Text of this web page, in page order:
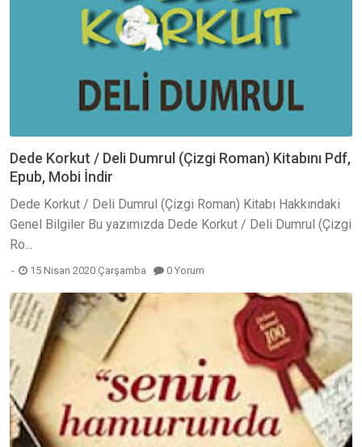
Dede Korkut / Deli Dumrul (Çizgi Roman) Kitabını Pdf,
Epub, Mobi İndir
Dede Korkut / Deli Dumrul (Çizgi Roman) Kitabı Hakkındaki
Genel Bilgiler Bu yazımızda Dede Korkut / Deli Dumrul (Çizgi
Ro...
15 Nisan 2020 Çarşamba 0 Yorum